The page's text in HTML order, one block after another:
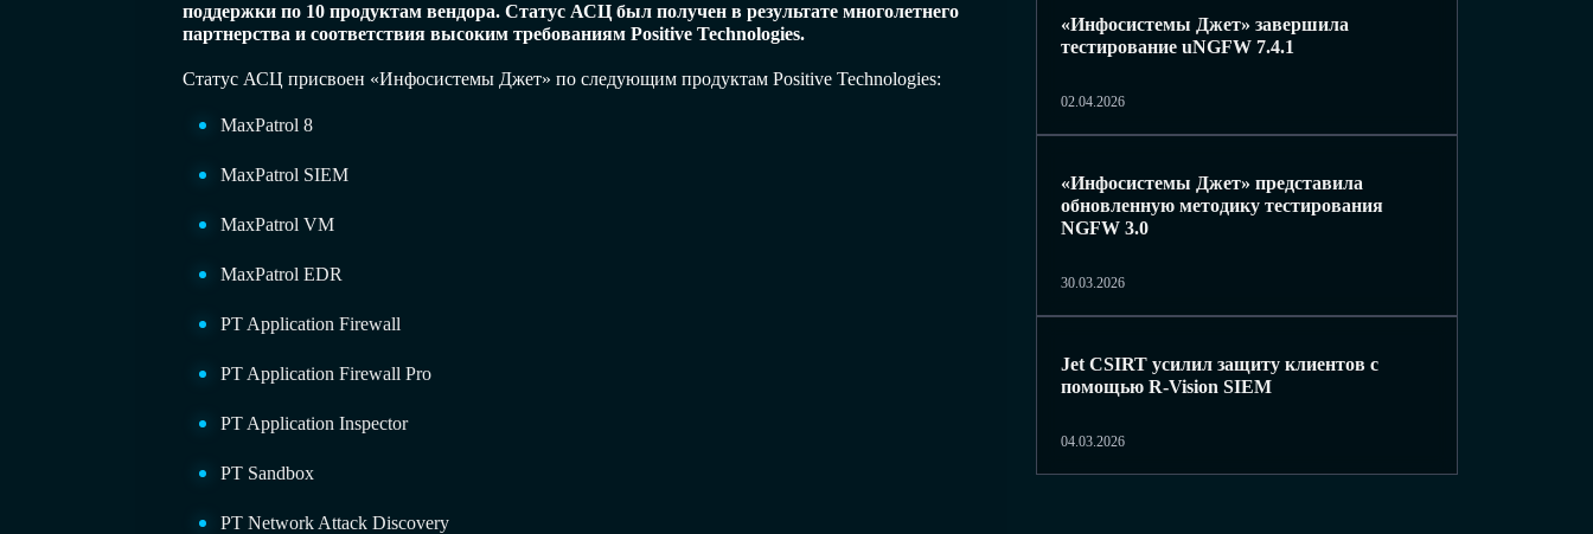
поддержки по 10 продуктам вендора. Статус АСЦ был получен в результате многолетнего
партнерства и соответствия высоким требованиям Positive Technologies.
Статус АСЦ присвоен «Инфосистемы Джет» по следующим продуктам Positive Technologies:
MaxPatrol 8
MaxPatrol SIEM
MaxPatrol VM
MaxPatrol EDR
PT Application Firewall
PT Application Firewall Pro
PT Application Inspector
PT Sandbox
PT Network Attack Discovery
«Инфосистемы Джет» завершила
тестирование uNGFW 7.4.1
02.04.2026
«Инфосистемы Джет» представила
обновленную методику тестирования
NGFW 3.0
30.03.2026
Jet CSIRT усилил защиту клиентов с
помощью R-Vision SIEM
04.03.2026